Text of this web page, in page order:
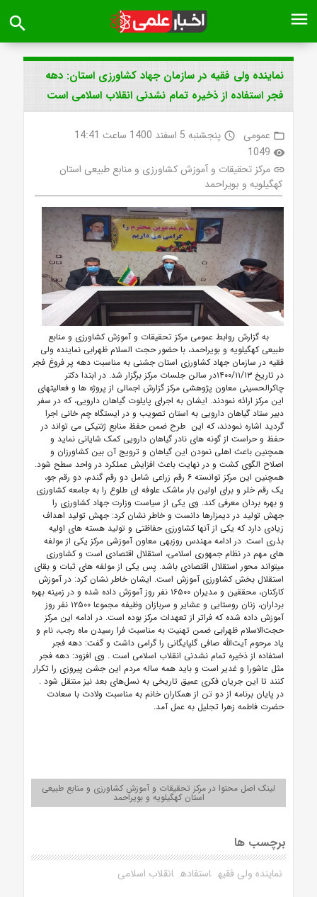
menu
search
نماینده ولی فقیه در سازمان جهاد کشاورزی استان: دهه
فجر استفاده از ذخیره تمام نشدنی انقلاب اسلامی است
folder_open عمومی access_time پنجشنبه 5 اسفند 1400 ساعت 14:41
visibility
1049
link مرکز تحقیقات و آموزش کشاورزی و منابع طبیعی استان
کهگیلویه و بویراحمد
به گزارش روابط عمومی مرکز تحقیقات و آموزش کشاورزی و منابع
طبیعی کهگیلویه و بویراحمد، با حضور حجت السلام ظهرابی نماینده ولی
فقیه در سازمان جهاد کشاورزی استان جشنی به مناسبت دهه پر فروغ فجر
در تاریخ ۱۴۰۰/۱۱/۱۳در سالن جلسات مرکز برگزار شد. در ابتدا دکتر
چاکرالحسینی معاون پژوهشی مرکز گزارش اجمالی از پروژه ها و فعالیتهای
این مرکز ارائه نمودند. ایشان به اجرای پایلوت گیاهان دارویی، که در سفر
دبیر ستاد گیاهان دارویی به استان تصویب و در ایستگاه چم خانی اجرا
گردید اشاره نمودند، که این طرح ضمن حفظ منابع ژنتیکی می تواند در
حفظ و حراست از گونه های نادر گیاهان دارویی کمک شایانی نماید و
همچنین باعث اهلی نمودن این گیاهان و ترویج آن بین کشاورزان و
اصلاح الگوی کشت و در نهایت باعث افزایش عملکرد در واحد سطح شود.
همچنین این مرکز توانسته ۶ رقم زراعی شامل دو رقم گندم، دو رقم جو،
یک رقم خلر و برای اولین بار ماشک علوفه ای طلوع را به جامعه کشاورزی
و بهره بردان معرفی کند. وی یکی از سیاست وزارت جهاد کشاورزی را
جهش تولید در دیمزارها دانست و خاطر نشان کرد: جهش تولید اهداف
زیادی دارد که یکی از آنها کشاورزی حفاظتی و تولید هسته های اولیه
بذری است. در ادامه مهندس روزبهی معاون آموزشی مرکز یکی از مولفه
های مهم در نظام جمهوری اسلامی، استقلال اقتصادی است و کشاورزی
میتواند محور استقلال اقتصادی باشد. پس یکی از مولفه های ثبات و بقای
استقلال بخش کشاورزی آموزش است. ایشان خاطر نشان کرد: در آموزش
کارکنان، محققین و مدیران ۱۶۵۰۰ نفر روز آموزش داده شده و در زمینه بهره
برداران، زنان روستایی و عشایر و سربازان وظیفه مجموعا ۱۲۵۰۰ نفر روز
آموزش داده شده که فراتر از تعهدات مرکز بوده است. در ادامه این مرکز
حجت‌الاسلام ظهرابی ضمن تهنیت به مناسبت فرا رسیدن ماه رجب، نام و
یاد مرحوم آیت‌الله صافی گلپایگانی را گرامی داشت و گفت: دهه فجر
استفاده از ذخیره تمام نشدنی انقلاب اسلامی است . وی افزود: دهه فجر
مثل عاشورا و غدیر است و باید همه ساله مردم این جشن پیروزی را تکرار
کنند تا این جریان فکری عمیق تاریخی به نسل‌های بعد نیز منتقل شود .
در پایان برنامه از دو تن از همکاران خانم به مناسبت ولادت با سعادت
حضرت فاطمه زهرا تجلیل به عمل آمد.
لینک اصل محتوا در مرکز تحقیقات و آموزش کشاورزی و منابع طبیعی
استان کهگیلویه و بویراحمد
برچسب ها
نماینده ولی فقیه استفاده انقلاب اسلامی